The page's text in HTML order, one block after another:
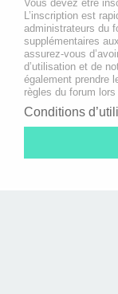
Vous devez être
L’inscription est
administrateurs du
supplémentaires
assurez-vous
d’utilisation et de
également prendre
règles du forum
Conditions